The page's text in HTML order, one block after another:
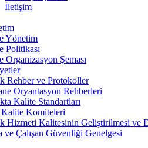
İletişim
Yönetim
Politikası
Organizasyon Şeması
Rehber ve Protokoller
Oryantasyon Rehberleri
Kalite Standartları
Komiteleri
Hizmeti Kalitesinin Geliştirilmesi ve
ve Çalışan Güvenliği Genelgesi